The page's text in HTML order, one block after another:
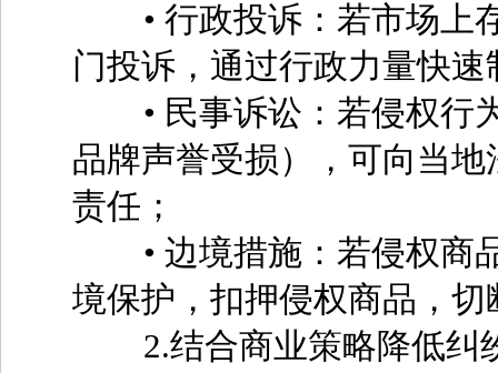
• 行政投诉：若市场上
门投诉，通过行政力量快速
• 民事诉讼：若侵权行
品牌声誉受损），可向当
责任；
• 边境措施：若侵权商
境保护，扣押侵权商品，
2.结合商业策略降低纠